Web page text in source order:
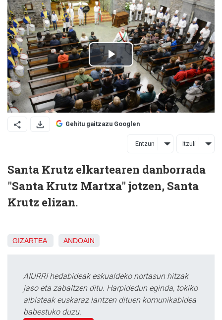
Gehitu gaitzazu Googlen
Entzun Itzuli
Santa Krutz elkartearen danborrada
"Santa Krutz Martxa" jotzen, Santa
Krutz elizan.
GIZARTEA ANDOAIN
AIURRI hedabideak eskualdeko nortasun hitzak
jaso eta zabaltzen ditu. Harpidedun eginda, tokiko
albisteak euskaraz lantzen dituen komunikabidea
babestuko duzu.